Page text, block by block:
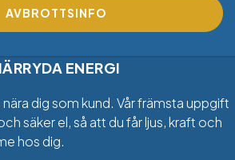
AVBROTTSINFO
ENERGI
nära dig som kund. Vår främsta uppgift
säker el, så att du får ljus, kraft och
hos dig.